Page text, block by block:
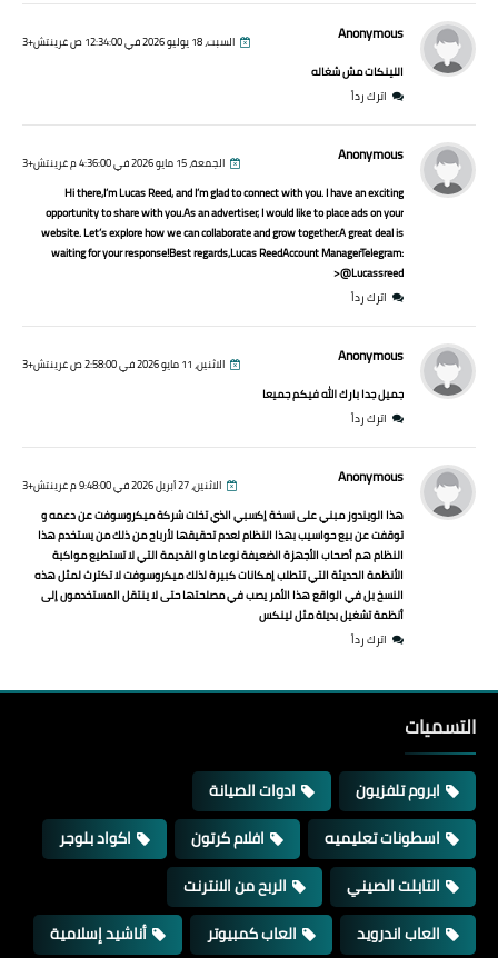
Anonymous السبت، 18 يوليو 2026 في 12:34:00 ص غرينتش+3
اللينكات مش شغاله
اترك رداً
Anonymous الجمعة، 15 مايو 2026 في 4:36:00 م غرينتش+3
Hi there,I’m Lucas Reed, and I’m glad to connect with you. I have an exciting
opportunity to share with you.As an advertiser, I would like to place ads on your
website. Let’s explore how we can collaborate and grow together.A great deal is
waiting for your response!Best regards,Lucas ReedAccount ManagerTelegram:
@Lucassreed<
اترك رداً
Anonymous الاثنين، 11 مايو 2026 في 2:58:00 ص غرينتش+3
جميل جدا بارك الله فيكم جميعا
اترك رداً
Anonymous الاثنين، 27 أبريل 2026 في 9:48:00 م غرينتش+3
هذا الويندوز مبني على نسخة إكسبي الذي تخلت شركة ميكروسوفت عن دعمه و
توقفت عن بيع حواسيب بهذا النظام لعدم تحقيقها لأرباح من ذلك من يستخدم هذا
النظام هم أصحاب الأجهزة الضعيفة نوعا ما و القديمة التي لا تستطيع مواكبة
الأنظمة الحديثة التي تتطلب إمكانات كبيرة لذلك ميكروسوفت لا تكترث لمثل هذه
النسخ بل في الواقع هذا الأمر يصب في مصلحتها حتى لا ينتقل المستخدمون إلى
أنظمة تشغيل بديلة مثل لينكس
اترك رداً
التسميات
ابروم تلفزيون
ادوات الصيانة
اسطونات تعليميه
افلام كرتون
اكواد بلوجر
التابلت الصيني
الربح من الانترنت
العاب اندرويد
العاب كمبيوتر
أناشيد إسلامية